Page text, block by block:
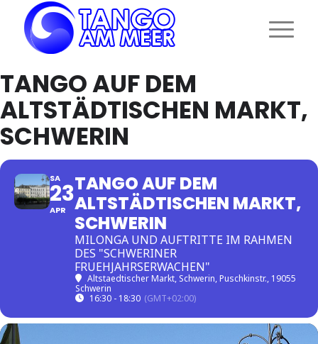
TANGO AUF DEM
ALTSTÄDTISCHEN MARKT,
SCHWERIN
SA
23
APR
TANGO AUF DEM
ALTSTÄDTISCHEN MARKT,
SCHWERIN
MILONGA UND AUFTRITTE IM RAHMEN
DES "SCHWERINER
FRUEHJAHRSERWACHEN"
Altstaedtischer Markt, Schwerin, Puschkinstr., 19055
Schwerin
16:30 - 18:30 (GMT+02:00)